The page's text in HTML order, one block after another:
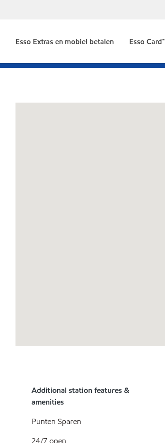
Esso Extras en mobiel betalen Esso Card™
Additional station features &
amenities
Punten Sparen
24/7 open